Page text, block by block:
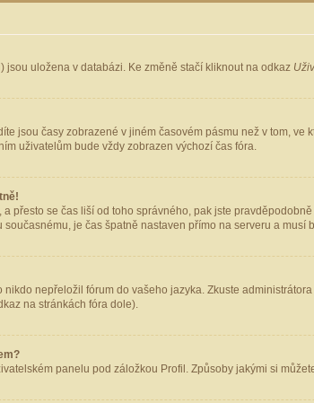
uložena v databázi. Ke změně stačí kliknout na odkaz
jsou časy zobrazené v jiném časovém pásmu než v tom,
uživatelům bude vždy zobrazen výchozí čas fóra.
přesto se čas liší od toho správného, pak jste
je čas špatně nastaven přímo na serveru a musí
nepřeložil fórum do vašeho jazyka. Zkuste
na stránkách fóra dole).
panelu pod záložkou Profil. Způsoby jakými si